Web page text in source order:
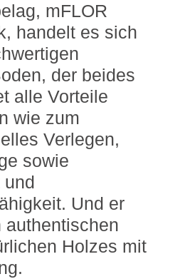
mFLOR
handelt es sich
der beides
alle Vorteile
wie zum
Verlegen,
sowie
und
Und er
authentischen
Holzes mit